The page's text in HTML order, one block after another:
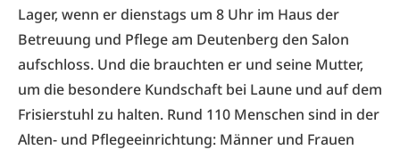
Lager, wenn er dienstags um 8 Uhr im Haus der
Betreuung und Pflege am Deutenberg den Salon
aufschloss. Und die brauchten er und seine Mutter,
um die besondere Kundschaft bei Laune und auf dem
Frisierstuhl zu halten. Rund 110 Menschen sind in der
Alten- und Pflegeeinrichtung: Männer und Frauen